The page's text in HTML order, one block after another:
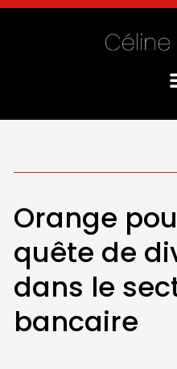
Orange
quête de
dans le
bancaire